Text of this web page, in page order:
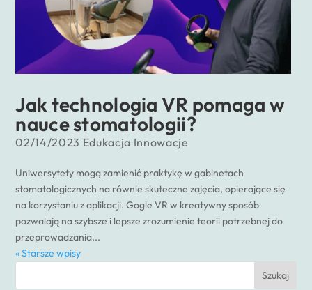
Jak technologia VR pomaga w
nauce stomatologii?
02/14/2023 Edukacja Innowacje
Uniwersytety mogą zamienić praktykę w gabinetach
stomatologicznych na równie skuteczne zajęcia, opierające się
na korzystaniu z aplikacji. Gogle VR w kreatywny sposób
pozwalają na szybsze i lepsze zrozumienie teorii potrzebnej do
przeprowadzania...
« Starsze wpisy